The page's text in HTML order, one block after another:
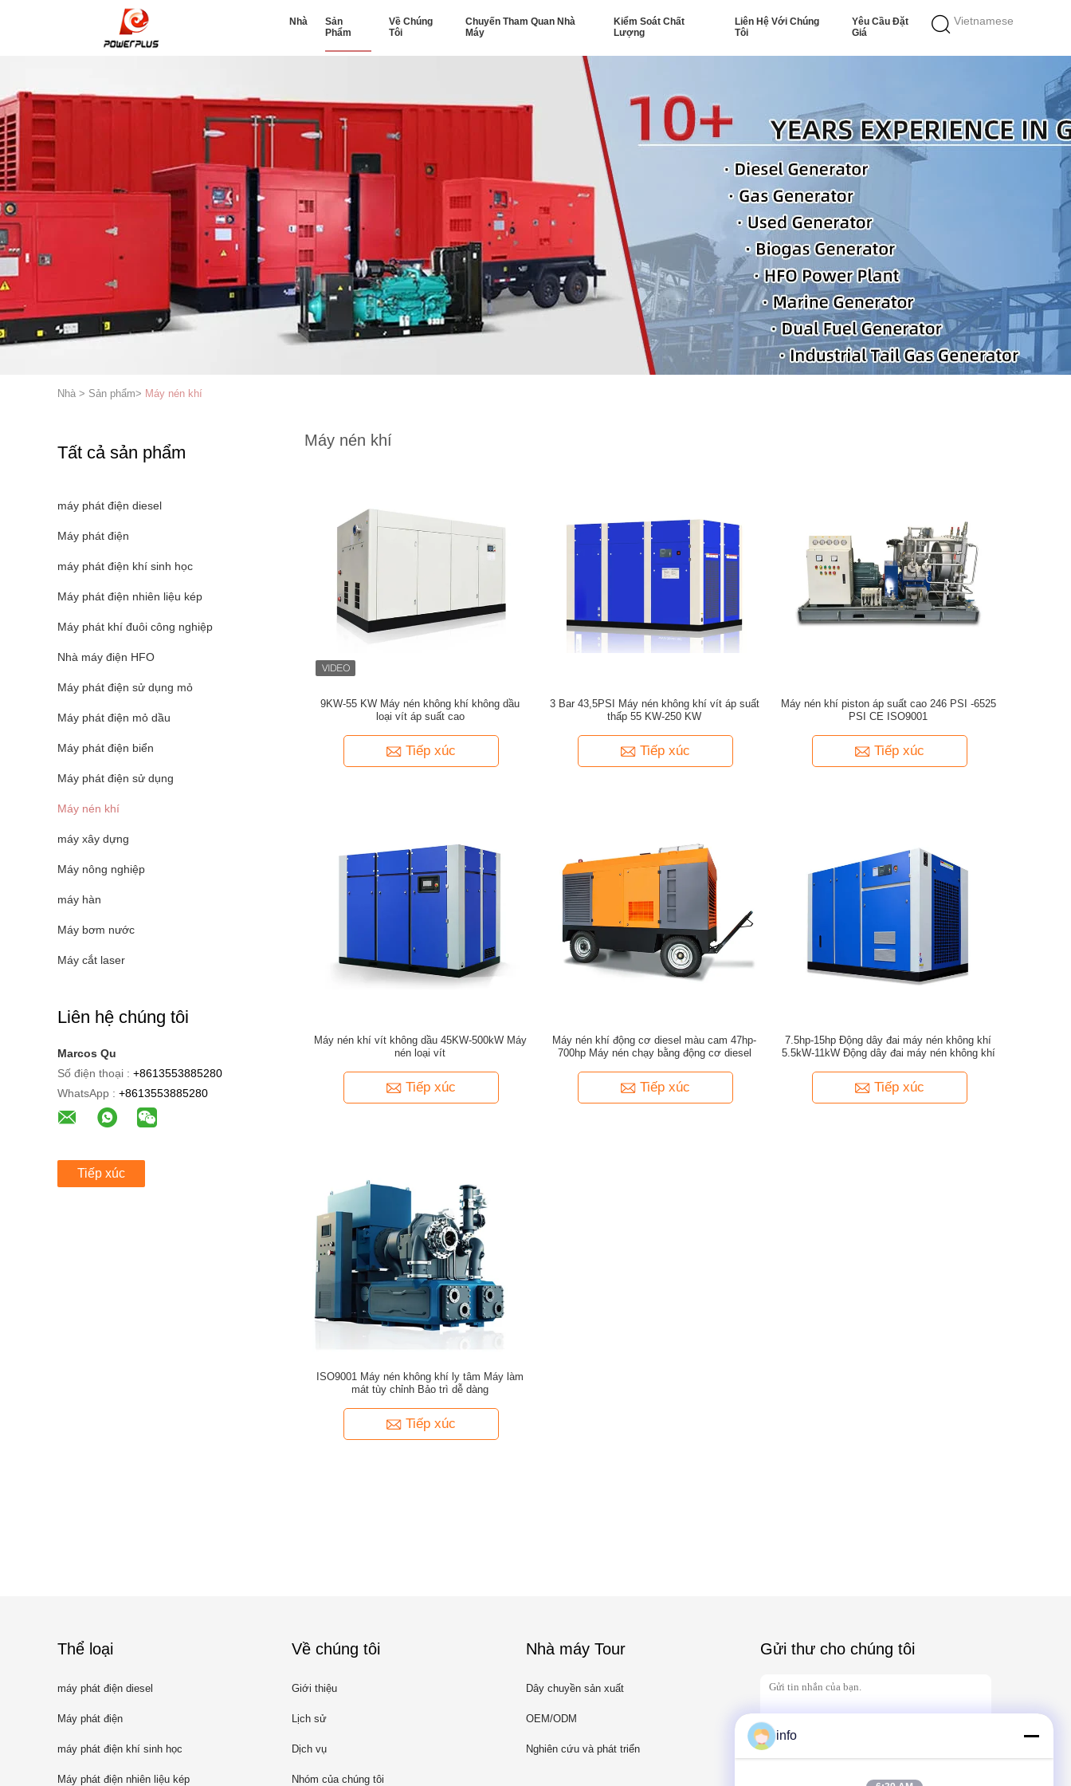
Vietnamese
Nhà
Sản
Phẩm
Về Chúng
Tôi
Chuyến Tham Quan Nhà
Máy
Kiểm Soát Chất
Lượng
Liên Hệ Với Chúng
Tôi
Yêu Cầu Đặt
Giá
Nhà > Sản phẩm> Máy nén khí
Tất cả sản phẩm
máy phát điện diesel
Máy phát điện
máy phát điện khí sinh học
Máy phát điện nhiên liệu kép
Máy phát khí đuôi công nghiệp
Nhà máy điện HFO
Máy phát điện sử dụng mỏ
Máy phát điện mỏ dầu
Máy phát điện biển
Máy phát điện sử dụng
Máy nén khí
máy xây dựng
Máy nông nghiệp
máy hàn
Máy bơm nước
Máy cắt laser
Liên hệ chúng tôi
Marcos Qu
Số điện thoại : +8613553885280
WhatsApp : +8613553885280
Tiếp xúc
Máy nén khí
9KW-55 KW Máy nén không khí không dầu
loại vít áp suất cao
Tiếp xúc
3 Bar 43,5PSI Máy nén không khí vít áp suất
thấp 55 KW-250 KW
Tiếp xúc
Máy nén khí piston áp suất cao 246 PSI -6525
PSI CE ISO9001
Tiếp xúc
Máy nén khí vít không dầu 45KW-500kW Máy
nén loại vít
Tiếp xúc
Máy nén khí động cơ diesel màu cam 47hp-
700hp Máy nén chạy bằng động cơ diesel
Tiếp xúc
7.5hp-15hp Động dây đai máy nén không khí
5.5kW-11kW Động dây đai máy nén không khí
Tiếp xúc
ISO9001 Máy nén không khí ly tâm Máy làm
mát tùy chỉnh Bảo trì dễ dàng
Tiếp xúc
Thể loại
máy phát điện diesel
Máy phát điện
máy phát điện khí sinh học
Máy phát điện nhiên liệu kép
Về chúng tôi
Giới thiệu
Lịch sử
Dịch vụ
Nhóm của chúng tôi
Nhà máy Tour
Dây chuyền sản xuất
OEM/ODM
Nghiên cứu và phát triển
Gửi thư cho chúng tôi
info